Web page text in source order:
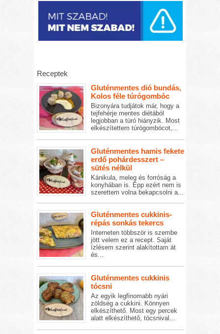
Receptek
Gluténmentes dió bundás,
Kolos féle túrógombóc
Bizonyára tudjátok már, hogy a
tejfehérje mentes diétából
legjobban a túró hiányzik. Most
elkészítettem túrógombócot,...
Gluténmentes hamis fekete
erdő pohárdesszert –
sütés nélkül
Kánikula, meleg és forróság a
konyhában is. Épp ezért nem is
szerettem volna bekapcsolni a...
Gluténmentes cukkinis-
répás sonkás tekercs
Interneten többször is szembe
jött velem ez a recept. Saját
ízlésem szerint alakítottam át
és...
Gluténmentes cukkinis
tócsni
Az egyik legfinomabb nyári
zöldség a cukkini. Könnyen
elkészíthető. Most egy percek
alatt elkészíthető, tócsnival...